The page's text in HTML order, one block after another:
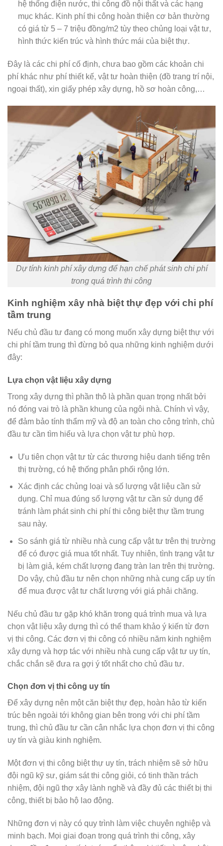
hệ thống điện nước, thi công đồ nội thất và các hạng
mục khác. Kinh phí thi công hoàn thiện cơ bản thường
có giá từ 5 – 7 triệu đồng/m2 tùy theo chủng loại vật tư,
hình thức kiến trúc và hình thức mái của biệt thự.
Đây là các chi phí cố định, chưa bao gồm các khoản chi
phí khác như phí thiết kế, vật tư hoàn thiện (đồ trang trí nội,
ngoại thất), xin giấy phép xây dựng, hồ sơ hoàn công,…
Dự tính kinh phí xây dựng để hạn chế phát sinh chi phí
trong quá trình thi công
Kinh nghiệm xây nhà biệt thự đẹp với chi phí
tầm trung
Nếu chủ đầu tư đang có mong muốn xây dựng biệt thự với
chi phí tầm trung thì đừng bỏ qua những kinh nghiệm dưới
đây:
Lựa chọn vật liệu xây dựng
Trong xây dựng thì phần thô là phần quan trọng nhất bởi
nó đóng vai trò là phần khung của ngôi nhà. Chính vì vậy,
để đảm bảo tính thẩm mỹ và độ an toàn cho công trình, chủ
đầu tư cần tìm hiểu và lựa chọn vật tư phù hợp.
Ưu tiên chọn vật tư từ các thương hiệu danh tiếng trên
thị trường, có hệ thống phân phối rộng lớn.
Xác định các chủng loại và số lượng vật liệu cần sử
dụng. Chỉ mua đúng số lượng vật tư cần sử dụng để
tránh làm phát sinh chi phí thi công biệt thự tầm trung
sau này.
So sánh giá từ nhiều nhà cung cấp vật tư trên thị trường
để có được giá mua tốt nhất. Tuy nhiên, tình trạng vật tư
bị làm giả, kém chất lượng đang tràn lan trên thị trường.
Do vậy, chủ đầu tư nên chọn những nhà cung cấp uy tín
để mua được vật tư chất lượng với giá phải chăng.
Nếu chủ đầu tư gặp khó khăn trong quá trình mua và lựa
chọn vật liệu xây dựng thì có thể tham khảo ý kiến từ đơn
vị thi công. Các đơn vị thi công có nhiều năm kinh nghiệm
xây dựng và hợp tác với nhiều nhà cung cấp vật tư uy tín,
chắc chắn sẽ đưa ra gợi ý tốt nhất cho chủ đầu tư.
Chọn đơn vị thi công uy tín
Để xây dựng nên một căn biệt thự đẹp, hoàn hảo từ kiến
trúc bên ngoài tới không gian bên trong với chi phí tầm
trung, thì chủ đầu tư cần cân nhắc lựa chọn đơn vị thi công
uy tín và giàu kinh nghiệm.
Một đơn vị thi công biệt thự uy tín, trách nhiệm sẽ sở hữu
đội ngũ kỹ sư, giám sát thi công giỏi, có tinh thần trách
nhiệm, đội ngũ thợ xây lành nghề và đầy đủ các thiết bị thi
công, thiết bị bảo hộ lao động.
Những đơn vị này có quy trình làm việc chuyên nghiệp và
minh bạch. Mọi giai đoạn trong quá trình thi công, xây